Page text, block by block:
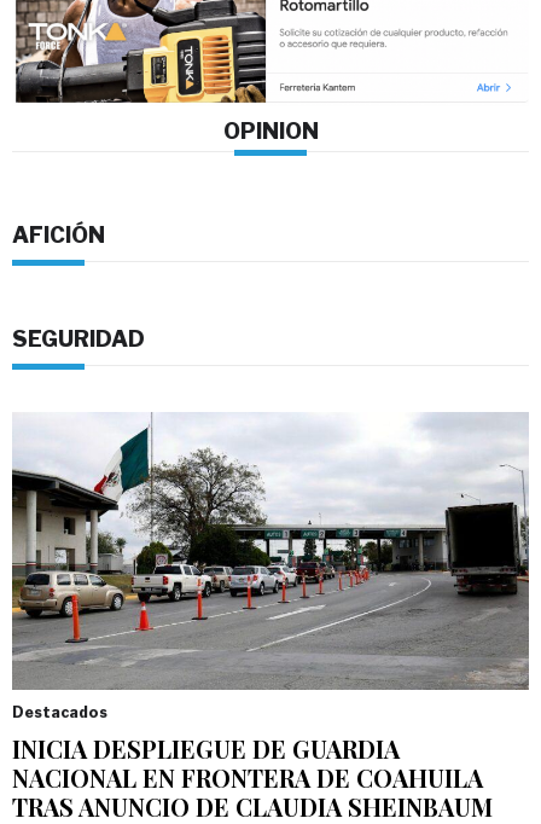
OPINION
AFICIÓN
SEGURIDAD
Destacados
INICIA DESPLIEGUE DE GUARDIA
NACIONAL EN FRONTERA DE COAHUILA
TRAS ANUNCIO DE CLAUDIA SHEINBAUM